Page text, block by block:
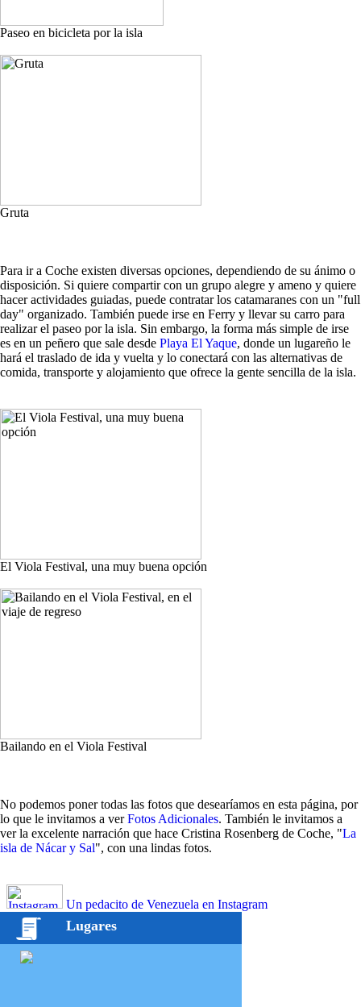
Paseo en bicicleta por la isla
Gruta
Para ir a Coche existen diversas opciones, dependiendo de su ánimo o
disposición. Si quiere compartir con un grupo alegre y ameno y quiere
hacer actividades guiadas, puede contratar los catamaranes con un "full
day" organizado. También puede irse en Ferry y llevar su carro para
realizar el paseo por la isla. Sin embargo, la forma más simple de irse
es en un peñero que sale desde Playa El Yaque, donde un lugareño le
hará el traslado de ida y vuelta y lo conectará con las alternativas de
comida, transporte y alojamiento que ofrece la gente sencilla de la isla.
El Viola Festival, una muy buena opción
Bailando en el Viola Festival
No podemos poner todas las fotos que desearíamos en esta página, por
lo que le invitamos a verFotos Adicionales. También le invitamos a
ver la excelente narración que hace Cristina Rosenberg de Coche, "La
isla de Nácar y Sal", con una lindas fotos.
Un pedacito de Venezuela en Instagram
Lugares